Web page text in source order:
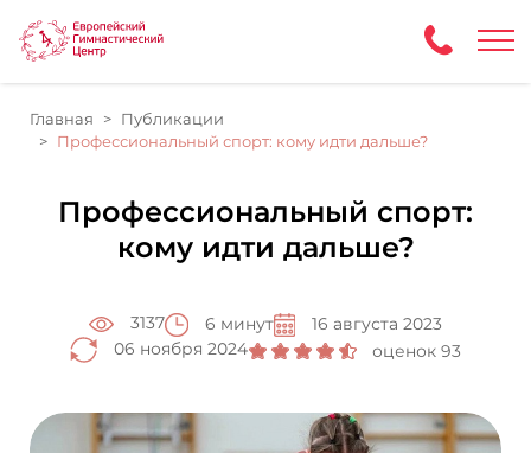
Главная
Публикации
Профессиональный спорт: кому идти дальше?
Профессиональный спорт:
кому идти дальше?
3137 6 минут
16 августа 2023
06 ноября 2024
оценок 93